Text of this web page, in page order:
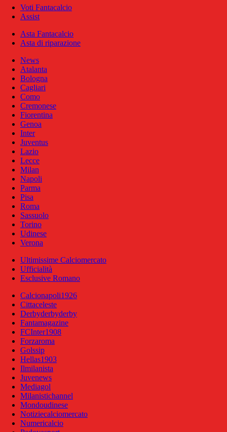
Voti Fantacalcio
Assist
Asta Fantacalcio
Asta di riparazione
News
Atalanta
Bologna
Cagliari
Como
Cremonese
Fiorentina
Genoa
Inter
Juventus
Lazio
Lecce
Milan
Napoli
Parma
Pisa
Roma
Sassuolo
Torino
Udinese
Verona
Ultimissime Calciomercato
Ufficialità
Esclusive Romano
Calcionapoli1926
Cittaceleste
Derbyderbyderby
Fantamagazine
FCInter1908
Forzaroma
Golssip
Hellas1903
Ilmilanista
Juvenews
Mediagol
Milanistichannel
Mondoudinese
Notiziecalciomercato
Numericalcio